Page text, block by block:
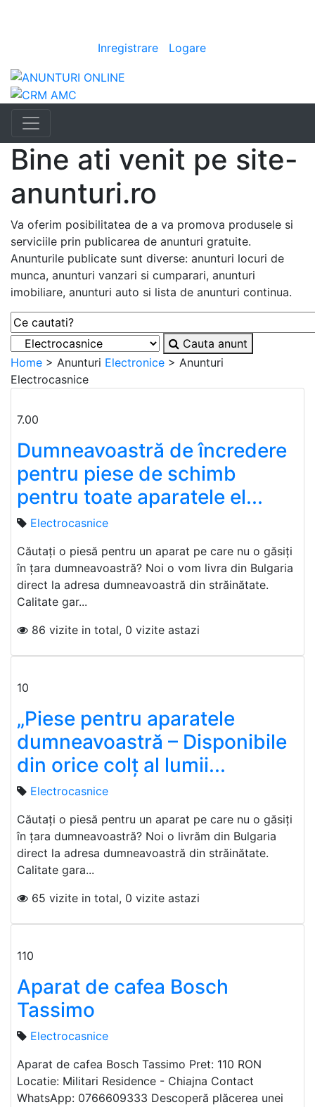
Inregistrare Logare
Bine ati venit pe site-
anunturi.ro
Va oferim posibilitatea de a va promova produsele si
serviciile prin publicarea de anunturi gratuite.
Anunturile publicate sunt diverse: anunturi locuri de
munca, anunturi vanzari si cumparari, anunturi
imobiliare, anunturi auto si lista de anunturi continua.
Cauta anunt
Home > Anunturi Electronice > Anunturi
Electrocasnice
7.00
Dumneavoastră de încredere
pentru piese de schimb
pentru toate aparatele el...
Electrocasnice
Căutați o piesă pentru un aparat pe care nu o găsiți
în țara dumneavoastră? Noi o vom livra din Bulgaria
direct la adresa dumneavoastră din străinătate.
Calitate gar...
86 vizite in total, 0 vizite astazi
10
„Piese pentru aparatele
dumneavoastră – Disponibile
din orice colț al lumii...
Electrocasnice
Căutați o piesă pentru un aparat pe care nu o găsiți
în țara dumneavoastră? Noi o livrăm din Bulgaria
direct la adresa dumneavoastră din străinătate.
Calitate gara...
65 vizite in total, 0 vizite astazi
110
Aparat de cafea Bosch
Tassimo
Electrocasnice
Aparat de cafea Bosch Tassimo Pret: 110 RON
Locatie: Militari Residence - Chiajna Contact
WhatsApp: 0766609333 Descoperă plăcerea unei